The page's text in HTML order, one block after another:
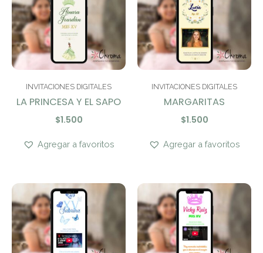
INVITACIONES DIGITALES
LA PRINCESA Y EL SAPO
$1.500
Agregar a favoritos
INVITACIONES DIGITALES
MARGARITAS
$1.500
Agregar a favoritos